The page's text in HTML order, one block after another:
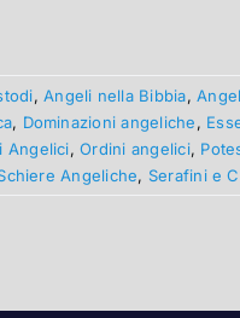
,Angeli nella Bibbia,
, Dominazioni angeliche,
Angelici,Ordini angelici,
Angeliche, Serafini e